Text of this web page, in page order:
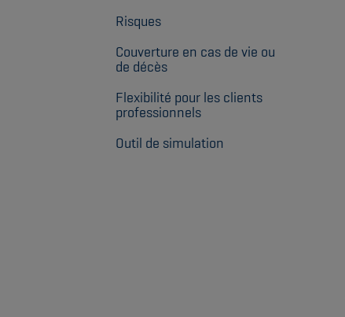
Risques
Couverture en cas de vie ou
de décès
Flexibilité pour les clients
professionnels
Outil de simulation